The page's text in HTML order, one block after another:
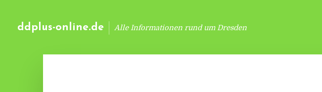
ddplus-online.de Alle Informationen rund um Dresden